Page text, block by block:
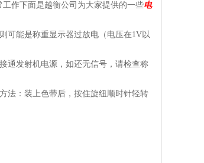
作下面是越衡公司为大家提供的一些电
可能是称重显示器过放电（电压在1V以
通发射机电源，如还无信号，请检查称
法：装上色带后，按住旋纽顺时针轻转